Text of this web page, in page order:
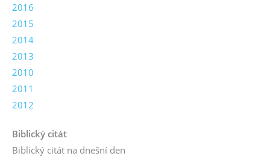
2016
2015
2014
2013
2010
2011
2012
Biblický citát
Biblický citát na dnešní den